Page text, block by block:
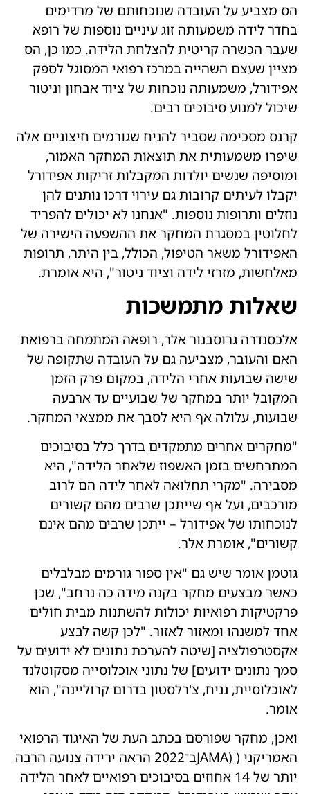
הס מצביע על העובדה שנוכחותם של מרדימים
בחדר לידה משמעותה זוג עיניים נוספות של רופא
שעבר הכשרה קריטית להצלחת הלידה. כמו כן, הס
מציין שעצם השהייה במרכז רפואי המסוגל לספק
אפידורל, משמעותה נוכחות של ציוד אבחון וניטור
שיכול למנוע סיבוכים רבים.
קרנס מסכימה שסביר להניח שגורמים חיצוניים אלה
שיפרו משמעותית את תוצאות המחקר האמור,
ומוסיפה שנשים יולדות המקבלות זריקות אפידורל
יקבלו לעיתים קרובות גם עירוי דרכו נותנים להן
נוזלים ותרופות נוספות. "אנחנו לא יכולים להפריד
לחלוטין במסגרת המחקר את ההשפעה הישירה של
האפידורל משאר הטיפול, הכולל, בין היתר, תרופות
מאלחשות, מזרזי לידה וציוד ניטור", היא אומרת.
שאלות מתמשכות
אלכסנדרה גרוסבנור אלר, רופאה המתמחה ברפואת
האם והעובר, מצביעה גם על העובדה שתקופה של
שישה שבועות אחרי הלידה, במקום פרק הזמן
המקובל יותר במחקר של שבועיים עד ארבעה
שבועות, עלולה אף היא לסבך את ממצאי המחקר.
"מחקרים אחרים מתמקדים בדרך כלל בסיבוכים
המתרחשים בזמן האשפוז שלאחר הלידה", היא
מסבירה. "מקרי תחלואה לאחר לידה הם לרוב
מורכבים, ועל אף שייתכן שרבים מהם קשורים
לנוכחותו של אפידורל – ייתכן שרבים מהם אינם
קשורים", אומרת אלר.
גוטמן אומר שיש גם "אין ספור גורמים מבלבלים
כאשר מבצעים מחקר בקנה מידה כה נרחב", שכן
פרקטיקות רפואיות יכולות להשתנות מבית חולים
אחד למשנהו ומאזור לאזור. "לכן קשה לבצע
אקסטרפולציה [שיטה להערכת נתונים לא ידועים על
סמך נתונים ידועים] של נתוני אוכלוסייה מסקוטלנד
לאוכלוסיית, נניח, צ'רלסטון בדרום קרוליינה", הוא
אומר.
ואכן, מחקר שפורסם בכתב העת של האיגוד הרפואי
האמריקני ( (JAMAב־2022 הראה ירידה צנועה הרבה
יותר של 14 אחוזים בסיבוכים רפואיים לאחר הלידה